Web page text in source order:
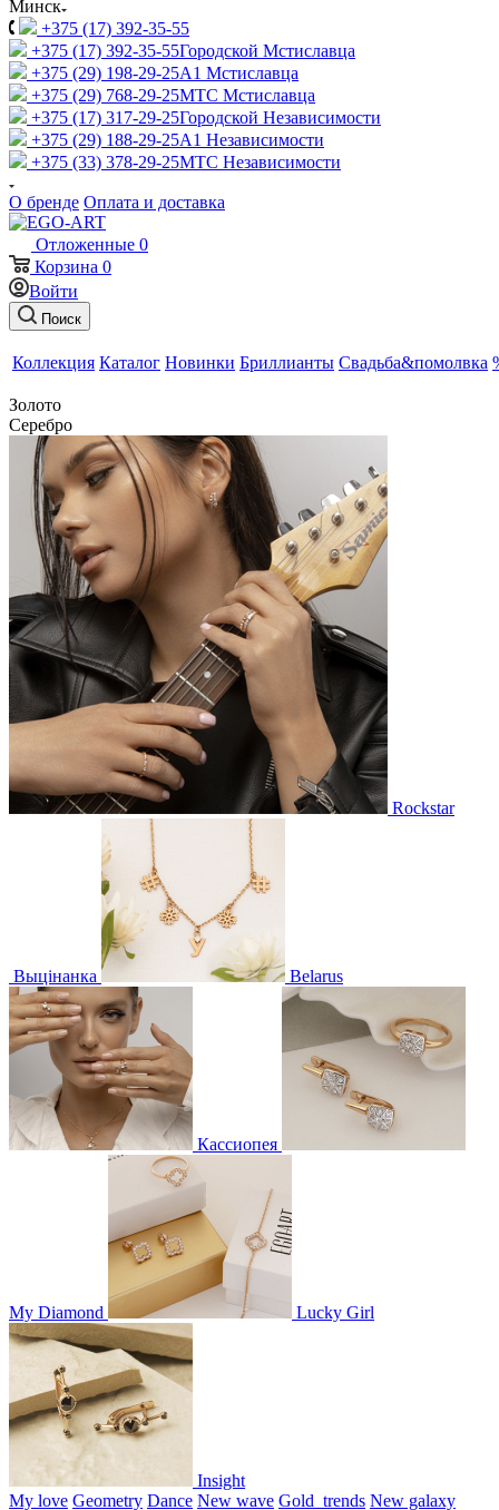
Минск
+375 (17) 392-35-55
+375 (17) 392-35-55Городской Мстиславца
+375 (29) 198-29-25A1 Мстиславца
+375 (29) 768-29-25МТС Мстиславца
+375 (17) 317-29-25Городской Независимости
+375 (29) 188-29-25A1 Независимости
+375 (33) 378-29-25МТС Независимости
О бренде Оплата и доставка
Отложенные 0
Корзина 0
Войти
Поиск
Коллекция Каталог Новинки Бриллианты Свадьба&помолвка
Золото
Серебро
Rockstar
Выцінанка Belarus
Кассиопея
My Diamond Lucky Girl
Insight
My love Geometry Dance New wave Gold_trends New galaxy